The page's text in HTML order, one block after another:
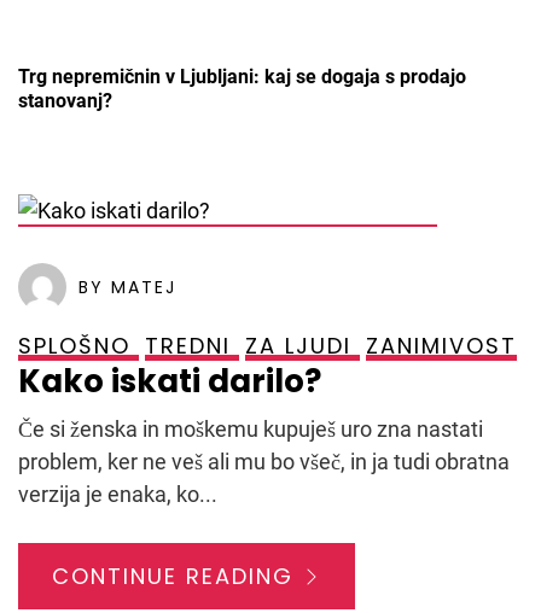
Trg nepremičnin v Ljubljani: kaj se dogaja s prodajo
stanovanj?
BY MATEJ
SPLOŠNO TREDNI ZA LJUDI ZANIMIVOST
Kako iskati darilo?
Če si ženska in moškemu kupuješ uro zna nastati
problem, ker ne veš ali mu bo všeč, in ja tudi obratna
verzija je enaka, ko...
CONTINUE READING